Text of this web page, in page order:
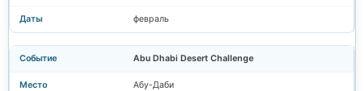
февраль
Abu Dhabi Desert Challenge
Абу-Даби